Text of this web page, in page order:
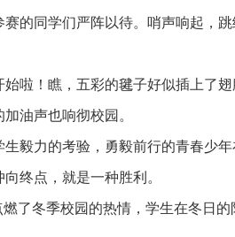
赛的同学们严阵以待。哨声响起，
始啦！瞧，五彩的毽子好似插上了
油声也响彻校园。
生毅力的考验，勇毅前行的青春少
终点，就是一种胜利。
燃了冬季校园的热情，学生在冬日